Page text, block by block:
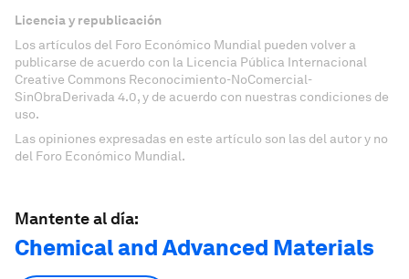
Licencia y republicación
Los artículos del Foro Económico Mundial pueden volver a
publicarse de acuerdo con la Licencia Pública Internacional
Creative Commons Reconocimiento-NoComercial-
SinObraDerivada 4.0, y de acuerdo con nuestras condiciones de
uso.
Las opiniones expresadas en este artículo son las del autor y no
del Foro Económico Mundial.
Mantente al día:
Chemical and Advanced Materials